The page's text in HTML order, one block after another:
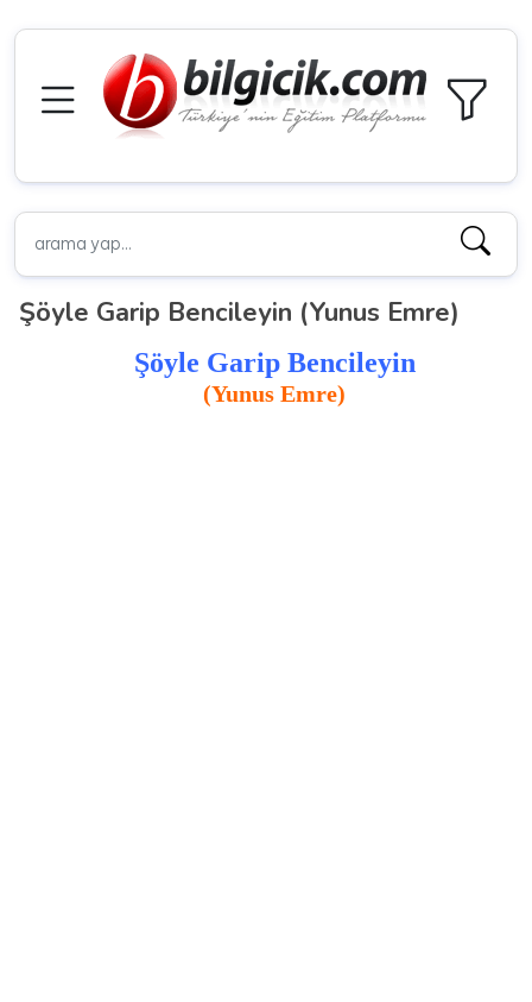
Şöyle Garip Bencileyin (Yunus Emre)
Şöyle Garip Bencileyin
(Yunus Emre)